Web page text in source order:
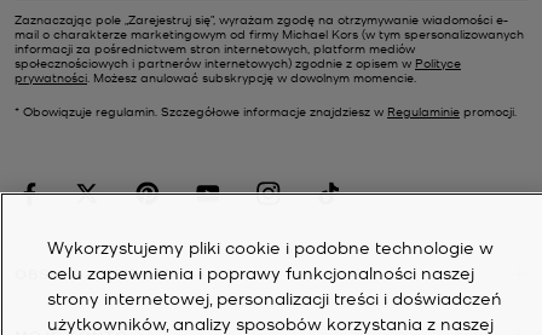
Zaznaczając pole „Zarejestruj się”, wyrażam zgodę na otrzymywanie wiadomości e-
mail o charakterze marketingowym od firmy Michael Kors (w tym spersonalizowanych
informacji za pośrednictwem stron internetowych, platform mediów
społecznościowych i partnerów internetowych) zgodnie z opisem w Polityce
prywatności. Możesz anulować subskrypcję w dowolnym momencie.
* Obowiązuje regulamin. Szczegółowe informacje znajdziesz w Regulaminie promocji.
OBSŁUGA KLIENTA
Wykorzystujemy pliki cookie i podobne technologie w
celu zapewnienia i poprawy funkcjonalności naszej
strony internetowej, personalizacji treści i doświadczeń
użytkowników, analizy sposobów korzystania z naszej